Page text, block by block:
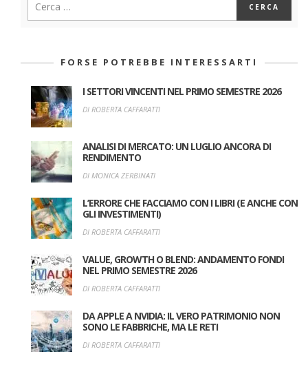
FORSE POTREBBE INTERESSARTI
I SETTORI VINCENTI NEL PRIMO SEMESTRE 2026
DI ROBERTA CAFFARATTI
ANALISI DI MERCATO: UN LUGLIO ANCORA DI
RENDIMENTO
DI MONICA ZERBINATI
L’ERRORE CHE FACCIAMO CON I LIBRI (E ANCHE CON
GLI INVESTIMENTI)
DI ROBERTA CAFFARATTI
VALUE, GROWTH O BLEND: ANDAMENTO FONDI
NEL PRIMO SEMESTRE 2026
DI ROBERTA CAFFARATTI
DA APPLE A NVIDIA: IL VERO PATRIMONIO NON
SONO LE FABBRICHE, MA LE RETI
DI ROBERTA CAFFARATTI